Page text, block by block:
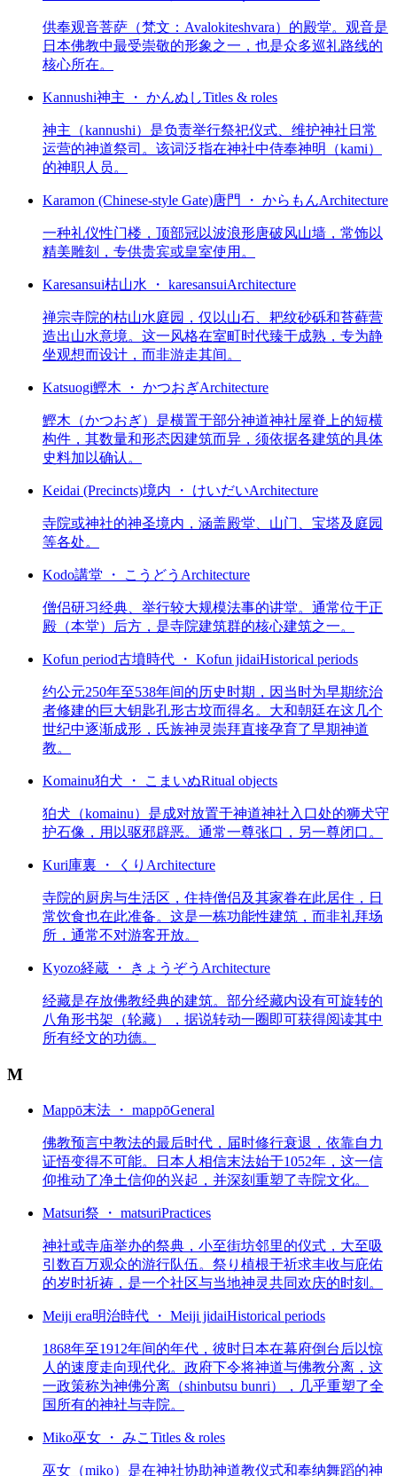
供奉观音菩萨（梵文：Avalokiteshvara）的殿堂。观音是
日本佛教中最受崇敬的形象之一，也是众多巡礼路线的
核心所在。
Kannushi神主 ・ かんぬしTitles & roles
神主（kannushi）是负责举行祭祀仪式、维护神社日常
运营的神道祭司。该词泛指在神社中侍奉神明（kami）
的神职人员。
Karamon (Chinese-style Gate)唐門 ・ からもんArchitecture
一种礼仪性门楼，顶部冠以波浪形唐破风山墙，常饰以
精美雕刻，专供贵宾或皇室使用。
Karesansui枯山水 ・ karesansuiArchitecture
禅宗寺院的枯山水庭园，仅以山石、耙纹砂砾和苔藓营
造出山水意境。这一风格在室町时代臻于成熟，专为静
坐观想而设计，而非游走其间。
Katsuogi鰹木 ・ かつおぎArchitecture
鰹木（かつおぎ）是横置于部分神道神社屋脊上的短横
构件，其数量和形态因建筑而异，须依据各建筑的具体
史料加以确认。
Keidai (Precincts)境内 ・ けいだいArchitecture
寺院或神社的神圣境内，涵盖殿堂、山门、宝塔及庭园
等各处。
Kodo講堂 ・ こうどう Architecture
僧侣研习经典、举行较大规模法事的讲堂。通常位于正
殿（本堂）后方，是寺院建筑群的核心建筑之一。
Kofun period古墳時代 ・ Kofun jidaiHistorical periods
约公元250年至538年间的历史时期，因当时为早期统治
者修建的巨大钥匙孔形古坟而得名。大和朝廷在这几个
世纪中逐渐成形，氏族神灵崇拜直接孕育了早期神道
教。
Komainu狛犬 ・ こまいぬRitual objects
狛犬（komainu）是成对放置于神道神社入口处的狮犬守
护石像，用以驱邪辟恶。通常一尊张口，另一尊闭口。
Kuri庫裏 ・ くり Architecture
寺院的厨房与生活区，住持僧侣及其家眷在此居住，日
常饮食也在此准备。这是一栋功能性建筑，而非礼拜场
所，通常不对游客开放。
Kyozo経蔵 ・ きょうぞう Architecture
经藏是存放佛教经典的建筑。部分经藏内设有可旋转的
八角形书架（轮藏），据说转动一圈即可获得阅读其中
所有经文的功德。
M
Mappō末法 ・ mappōGeneral
佛教预言中教法的最后时代，届时修行衰退，依靠自力
证悟变得不可能。日本人相信末法始于1052年，这一信
仰推动了净土信仰的兴起，并深刻重塑了寺院文化。
Matsuri祭 ・ matsuriPractices
神社或寺庙举办的祭典，小至街坊邻里的仪式，大至吸
引数百万观众的游行队伍。祭り植根于祈求丰收与庇佑
的岁时祈祷，是一个社区与当地神灵共同欢庆的时刻。
Meiji era明治時代 ・ Meiji jidaiHistorical periods
1868年至1912年间的年代，彼时日本在幕府倒台后以惊
人的速度走向现代化。政府下令将神道与佛教分离，这
一政策称为神佛分离（shinbutsu bunri），几乎重塑了全
国所有的神社与寺院。
Miko巫女 ・ みこ Titles & roles
巫女（miko）是在神社协助神道教仪式和奉纳舞蹈的神